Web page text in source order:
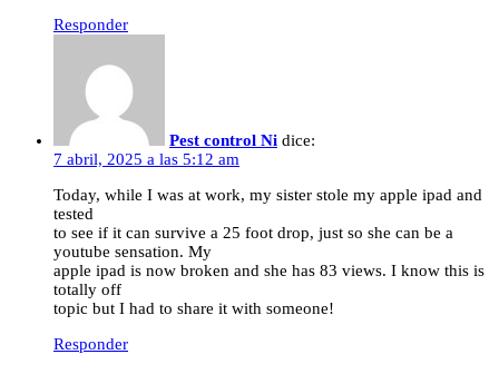
Responder
Pest control Ni dice:
7 abril, 2025 a las 5:12 am
Today, while I was at work, my sister stole my apple ipad and
tested
to see if it can survive a 25 foot drop, just so she can be a
youtube sensation. My
apple ipad is now broken and she has 83 views. I know this is
totally off
topic but I had to share it with someone!
Responder